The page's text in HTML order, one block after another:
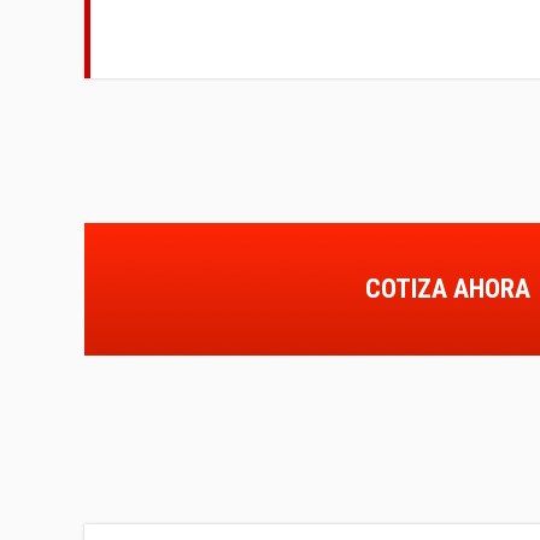
COTIZA AHORA